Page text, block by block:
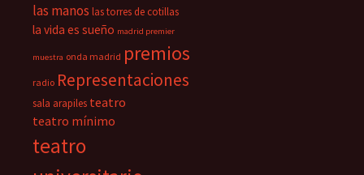
las manos las torres de cotillas
la vida es sueño madrid premier
muestra onda madrid premios
radio Representaciones
sala arapiles teatro
teatro mínimo
teatro